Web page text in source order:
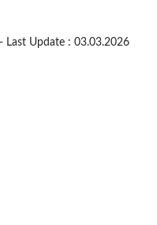
Update : 03.03.2026